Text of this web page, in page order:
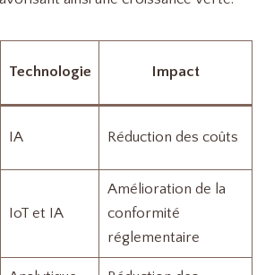
Technologie Impact
IA Réduction des coûts
IoT et IA
Amélioration de la
conformité
réglementaire